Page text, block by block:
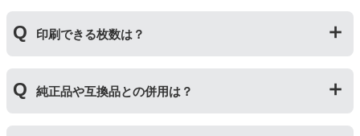
ん。）
の順です。
したブログ記事がございますのでよろしければご覧くだ
純正インク・互換インク・詰め替えインクの違い【まと
印刷できる枚数は？
インク量が入っており、純正インクと同等量の印刷がで
きます。（インクが純正品より多く入っていても、必ず
純正品や互換品との併用は？